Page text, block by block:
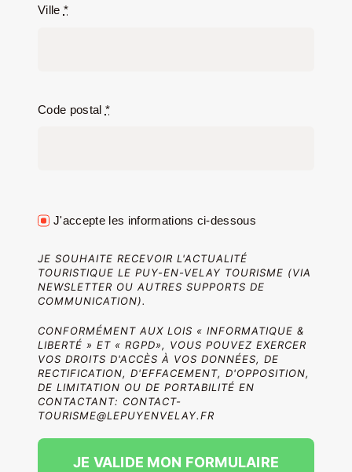
Ville *
Code postal *
J'accepte les informations ci-dessous
JE SOUHAITE RECEVOIR L'ACTUALITÉ
TOURISTIQUE LE PUY-EN-VELAY TOURISME (VIA
NEWSLETTER OU AUTRES SUPPORTS DE
COMMUNICATION).
CONFORMÉMENT AUX LOIS « INFORMATIQUE &
LIBERTÉ » ET « RGPD», VOUS POUVEZ EXERCER
VOS DROITS D'ACCÈS À VOS DONNÉES, DE
RECTIFICATION, D'EFFACEMENT, D'OPPOSITION,
DE LIMITATION OU DE PORTABILITÉ EN
CONTACTANT: CONTACT-
TOURISME@LEPUYENVELAY.FR
JE VALIDE MON FORMULAIRE